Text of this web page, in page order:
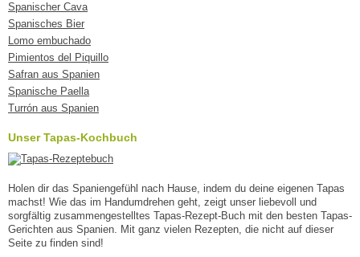
Spanischer Cava
Spanisches Bier
Lomo embuchado
Pimientos del Piquillo
Safran aus Spanien
Spanische Paella
Turrón aus Spanien
Unser Tapas-Kochbuch
Holen dir das Spaniengefühl nach Hause, indem du deine eigenen Tapas
machst! Wie das im Handumdrehen geht, zeigt unser liebevoll und
sorgfältig zusammengestelltes Tapas-Rezept-Buch mit den besten Tapas-
Gerichten aus Spanien. Mit ganz vielen Rezepten, die nicht auf dieser
Seite zu finden sind!